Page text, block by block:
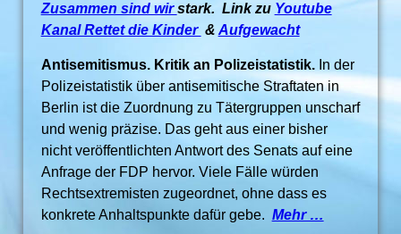
Zusammen sind wirstark. Link zu Youtube
Kanal Rettet die Kinder & Aufgewacht
Antisemitismus. Kritik an Polizeistatistik.In der
Polizeistatistik über antisemitische Straftaten in
Berlin ist die Zuordnung zu Tätergruppen unscharf
und wenig präzise. Das geht aus einer bisher
nicht veröffentlichten Antwort des Senats auf eine
Anfrage der FDP hervor. Viele Fälle würden
Rechtsextremisten zugeordnet, ohne dass es
konkrete Anhaltspunkte dafür gebe. Mehr …